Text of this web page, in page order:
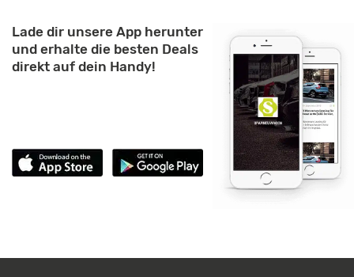
Lade dir unsere App herunter
und erhalte die besten Deals
direkt auf dein Handy!